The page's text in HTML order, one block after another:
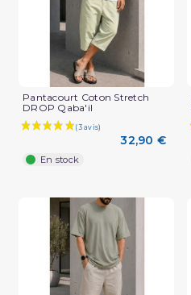
Pantacourt Coton Stretch
DROP Qaba'il
32,90 €
En stock